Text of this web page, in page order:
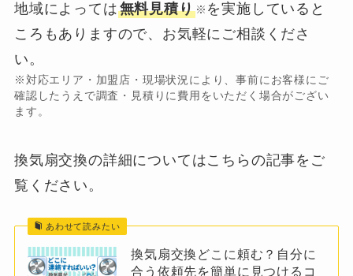
地域によっては無料見積り※ を実施していると
ころもありますので、お気軽にご相談くださ
い。
※対応エリア・加盟店・現場状況により、事前にお客様にご
確認したうえで調査・見積りに費用をいただく場合がござい
ます。
換気扇交換の詳細についてはこちらの記事をご
覧ください。
あわせて読みたい
換気扇交換どこに頼む？自分に
合う依頼先を簡単に見つけるコ
0120-949-205